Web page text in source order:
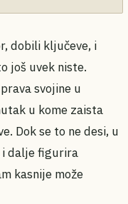
dobili ključeve, i
još uvek niste.
svojine u
u kome zaista
Dok se to ne desi, u
i dalje figurira
kasnije može